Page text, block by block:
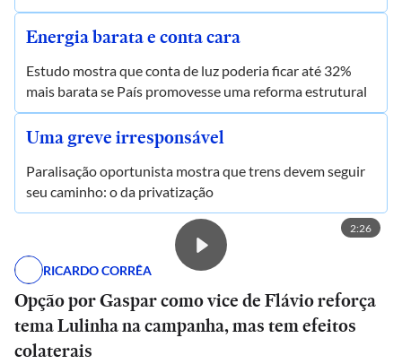
Energia barata e conta cara
Estudo mostra que conta de luz poderia ficar até 32%
mais barata se País promovesse uma reforma estrutural
Uma greve irresponsável
Paralisação oportunista mostra que trens devem seguir
seu caminho: o da privatização
2:26
RICARDO CORRÊA
Opção por Gaspar como vice de Flávio reforça
tema Lulinha na campanha, mas tem efeitos
colaterais